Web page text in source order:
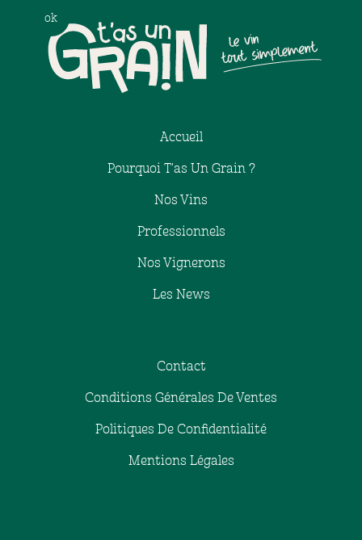
Accueil
Pourquoi T'as Un Grain ?
Nos Vins
Professionnels
Nos Vignerons
Les News
Contact
Conditions Générales De Ventes
Politiques De Confidentialité
Mentions Légales